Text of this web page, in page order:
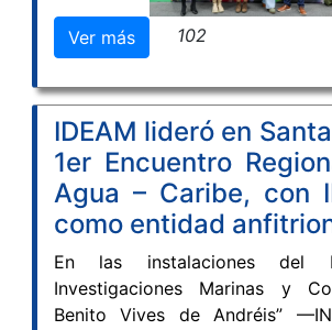
articulada en la IX Feria
Ambiente (FIMA 2026), uno de
más importantes del país para
diálogo entre la ciencia, la
sostenibilidad.
Ver más 102
IDEAM lideró en
1er Encuentro
Agua – Caribe, con
como entidad
En las instalaciones del
Investigaciones Marinas y
Benito Vives de Andréis”